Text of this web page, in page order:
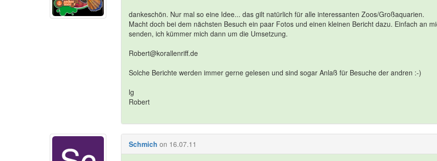
dankeschön. Nur mal so eine Idee... das gilt natürlich für alle interessanten Zoos/Großaquarien.
Macht doch bei dem nächsten Besuch ein paar Fotos und einen kleinen Bericht dazu. Einfach an
senden, ich kümmer mich dann um die Umsetzung.
Robert@korallenriff.de
Solche Berichte werden immer gerne gelesen und sind sogar Anlaß für Besuche der andren :-)
lg
Robert
Schmich on 16.07.11